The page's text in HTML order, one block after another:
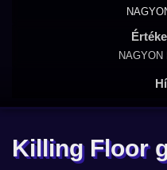
Killing Floor